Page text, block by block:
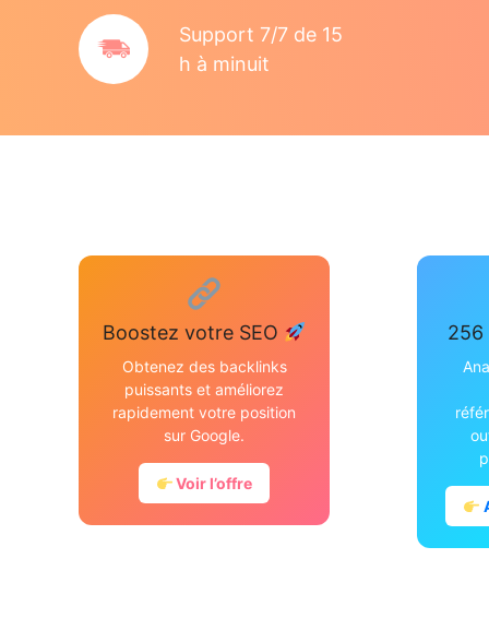
Support 7/7 de 15
h à minuit
Boostez votre SEO
Obtenez des backlinks
puissants et améliorez
rapidement votre position
sur Google.
Voir l’offre
256